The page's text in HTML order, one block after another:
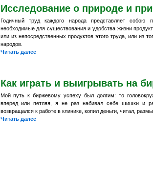
Исследование о природе и
Годичный труд каждого народа представляет
необходимые для существования и удобства жизни
или из непосредственных продуктов этого труда, или из
народов.
Читать далее
Как играть и выигрывать на
Мой путь к биржевому успеху был долгим: то
вперед или петляя, я не раз набивал себе шишки и
возвращался к работе в клинике, копил деньги, читал,
Читать далее